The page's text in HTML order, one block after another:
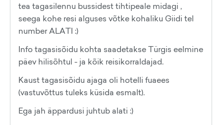
tea tagasilennu bussidest tihtipeale midagi ,
seega kohe resi alguses võtke kohaliku Giidi tel
number ALATI :)
Info tagasisõidu kohta saadetakse Türgis eelmine
päev hilisõhtul - ja kõik reisikorraldajad.
Kaust tagasisõidu ajaga oli hotelli fuaees
(vastuvõttus tuleks küsida esmalt).
Ega jah äppardusi juhtub alati :)